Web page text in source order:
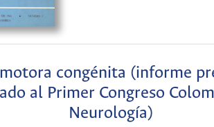
congénita (informe
al Primer Congreso
Neurología)